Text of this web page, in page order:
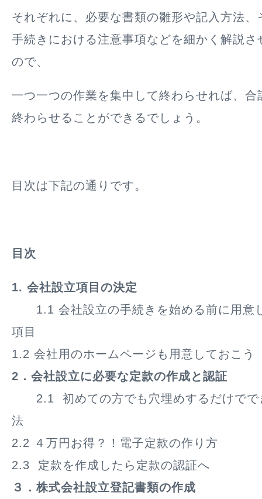
それぞれに、必要な書類の雛形や記入方法、
手続きにおける注意事項などを細かく解説さ
ので、
一つ一つの作業を集中して終わらせれば、合
終わらせることができるでしょう。
目次は下記の通りです。
目次
1. 会社設立項目の決定
1.1 会社設立の手続きを始める前に用意
項目
1.2 会社用のホームページも用意しておこう
2．会社設立に必要な定款の作成と認証
2.1 初めての方でも穴埋めするだけでで
法
2.2 ４万円お得？！電子定款の作り方
2.3 定款を作成したら定款の認証へ
３．株式会社設立登記書類の作成